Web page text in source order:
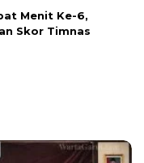
Menit Ke-6,
Skor Timnas